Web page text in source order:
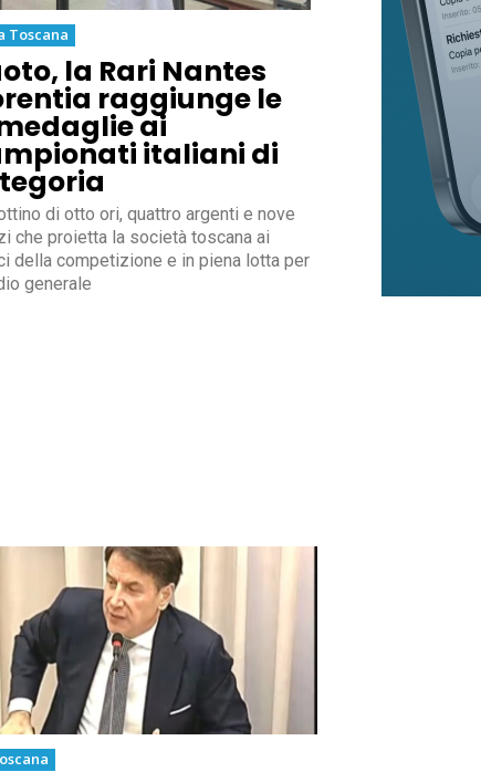
Toscana
la Rari Nantes
raggiunge le
ai
italiani di
di otto ori, quattro argenti e nove
che proietta la società toscana ai
della competizione e in piena lotta per
generale